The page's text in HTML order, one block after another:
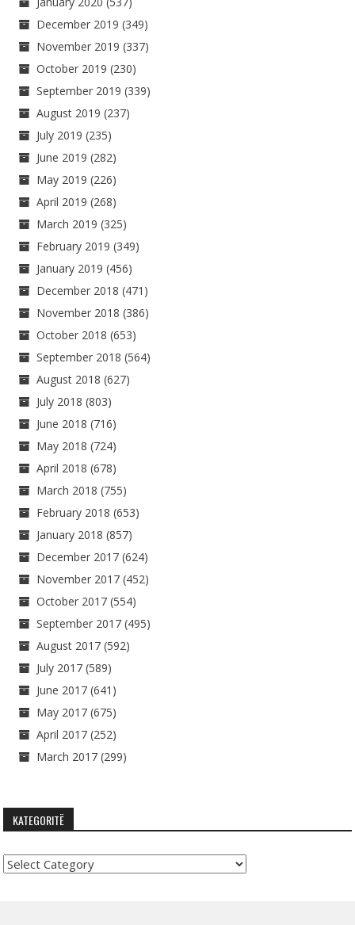
December 2019 (349)
November 2019 (337)
October 2019 (230)
September 2019 (339)
August 2019 (237)
July 2019 (235)
June 2019 (282)
May 2019 (226)
April 2019 (268)
March 2019 (325)
February 2019 (349)
January 2019 (456)
December 2018 (471)
November 2018 (386)
October 2018 (653)
September 2018 (564)
August 2018 (627)
July 2018 (803)
June 2018 (716)
May 2018 (724)
April 2018 (678)
March 2018 (755)
February 2018 (653)
January 2018 (857)
December 2017 (624)
November 2017 (452)
October 2017 (554)
September 2017 (495)
August 2017 (592)
July 2017 (589)
June 2017 (641)
May 2017 (675)
April 2017 (252)
March 2017 (299)
KATEGORITË
Kategoritë